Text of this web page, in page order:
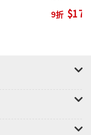
9折 $179